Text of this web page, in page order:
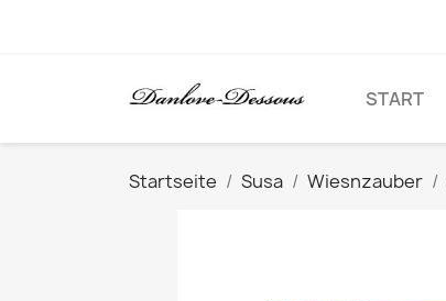
START
Startseite Susa Wiesnzauber